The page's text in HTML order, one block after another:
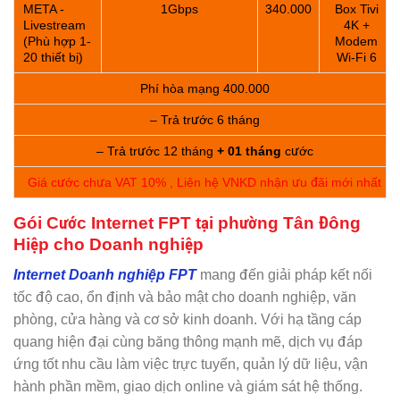
META -
Livestream
(Phù hợp 1-
20 thiết bị)
1Gbps 340.000
Box Tivi
4K +
Modem
Wi-Fi 6
Phí hòa mạng 400.000
– Trả trước 6 tháng
– Trả trước 12 tháng + 01 tháng cước
Giá cước chưa VAT 10% , Liên hệ VNKD nhận ưu đãi mới nhất
Gói Cước Internet FPT tại phường Tân Đông
Hiệp cho Doanh nghiệp
Internet Doanh nghiệp FPTmang đến giải pháp kết nối
tốc độ cao, ổn định và bảo mật cho doanh nghiệp, văn
phòng, cửa hàng và cơ sở kinh doanh. Với hạ tầng cáp
quang hiện đại cùng băng thông mạnh mẽ, dịch vụ đáp
ứng tốt nhu cầu làm việc trực tuyến, quản lý dữ liệu, vận
hành phần mềm, giao dịch online và giám sát hệ thống.